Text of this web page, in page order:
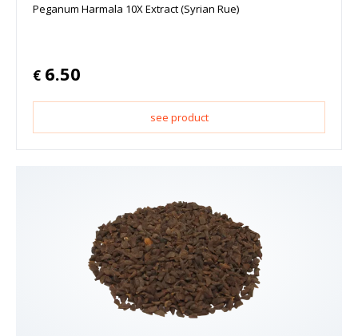
Peganum Harmala 10X Extract (Syrian Rue)
€ 6.50
see product